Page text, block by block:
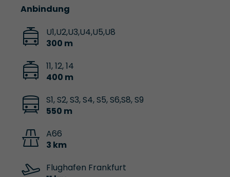
Anbindung
U1,U2,U3,U4,U5,U8
300 m
11, 12, 14
400 m
S1, S2, S3, S4, S5, S6,S8, S9
550 m
A66
3 km
Flughafen Frankfurt